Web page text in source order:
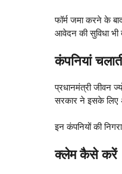
फॉर्म जमा करने के
आवेदन की सुविधा
कंपनियां
प्रधानमंत्री जीवन
सरकार ने इसके लिए
इन कंपनियों की
क्लेम कैसे करें